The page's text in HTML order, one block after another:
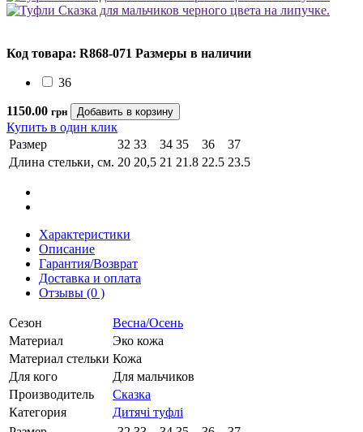
Код товара: R868-071 Размеры в наличии
36
1150.00 грн
Купить в один клик
Размер
32 33 34 35 36
37
Длина стельки, см. 20 20,5 21 21.8 22.5 23.5
Характеристики
Описание
Гарантия/Возврат
Доставка и оплата
Отзывы (0 )
Сезон
Весна/Осень
Материал
Эко кожа
Материал стельки Кожа
Для кого
Для мальчиков
Производитель
Сказка
Категория
Дитячі туфлі